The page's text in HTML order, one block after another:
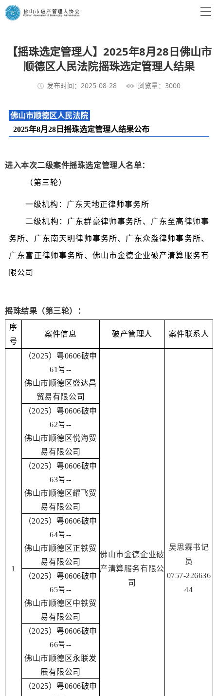
【摇珠选定管理人】2025年8月28日佛山市
顺德区人民法院摇珠选定管理人结果
发布时间：2025-08-28 浏览量：3000
佛山市顺德区人民法院
2025年8月28日摇珠选定管理人结果公布
进入本次二级案件摇珠选定管理人名单：
（第三轮）
一级机构：广东天地正律师事务所
二级机构：广东群豪律师事务所、广东至高律师事
务所、广东南天明律师事务所、广东众淼律师事务所、
广东富正律师事务所、佛山市金德企业破产清算服务有
限公司
摇珠结果（第三轮）：
序
号
案件信息 破产管理人 案件联系人
1
（2025）粤0606破申
61号--
佛山市顺德区盛达昌
贸易有限公司
佛山市金德企业破
产清算服务有限公
司
吴思霖书记
员
0757-226636
44
（2025）粤0606破申
62号--
佛山市顺德区悦海贸
易有限公司
（2025）粤0606破申
63号--
佛山市顺德区耀飞贸
易有限公司
（2025）粤0606破申
64号--
佛山市顺德区正铁贸
易有限公司
（2025）粤0606破申
65号--
佛山市顺德区中铁贸
易有限公司
（2025）粤0606破申
66号--
佛山市顺德区永联发
展有限公司
（2025）粤0606破申